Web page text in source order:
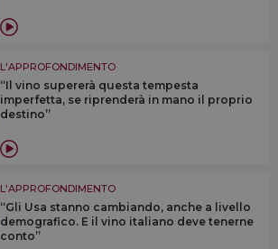
L'APPROFONDIMENTO
“Il vino supererà questa tempesta
imperfetta, se riprenderà in mano il proprio
destino”
L'APPROFONDIMENTO
“Gli Usa stanno cambiando, anche a livello
demografico. E il vino italiano deve tenerne
conto”